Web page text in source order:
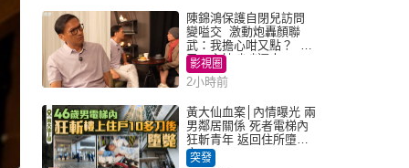
陳錦鴻保護自閉兒訪問
變嗌交 激動炮轟顏聯
武：我擔心咁又點？ 網
民：主持咄咄逼人
影視圈
2小時前
黃大仙血案│內情曝光 兩
男鄰居關係 死者電梯內
狂斬青年 返回住所墮樓
亡
突發